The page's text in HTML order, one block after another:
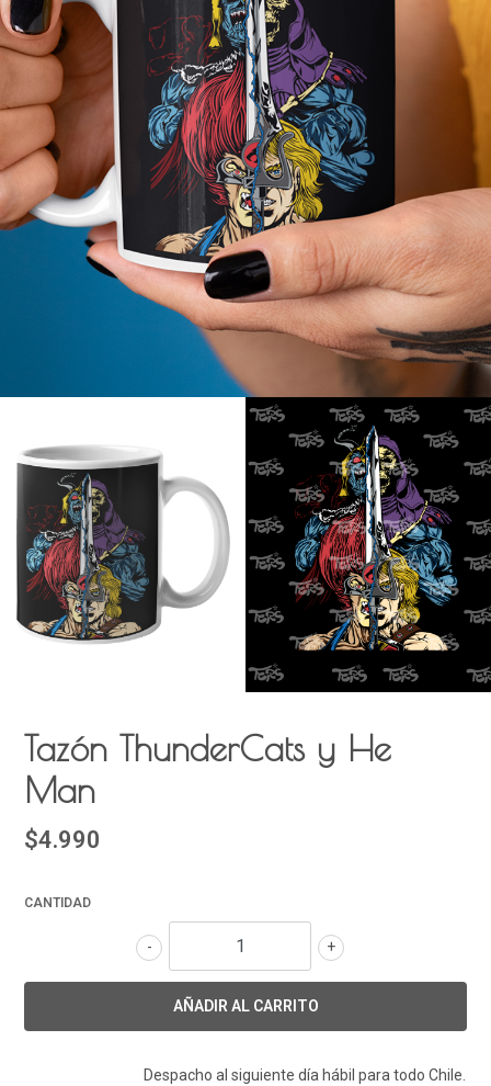
Tazón ThunderCats y He
Man
$4.990
CANTIDAD
+
-
Despacho al siguiente día hábil para todo Chile.